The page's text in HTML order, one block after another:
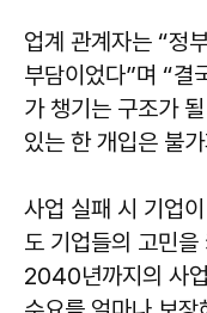
업계 관계자는 “정
부담이었다”며 “결
가 챙기는 구조가
있는 한 개입은 불
사업 실패 시 기업
도 기업들의 고민
2040년까지의 사